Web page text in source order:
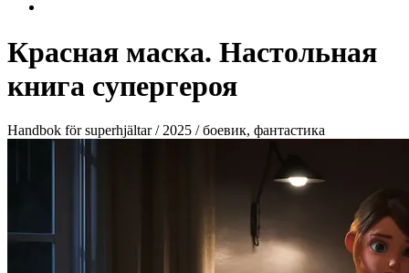
Красная маска. Настольная
книга супергероя
Handbok för superhjältar / 2025 / боевик, фантастика